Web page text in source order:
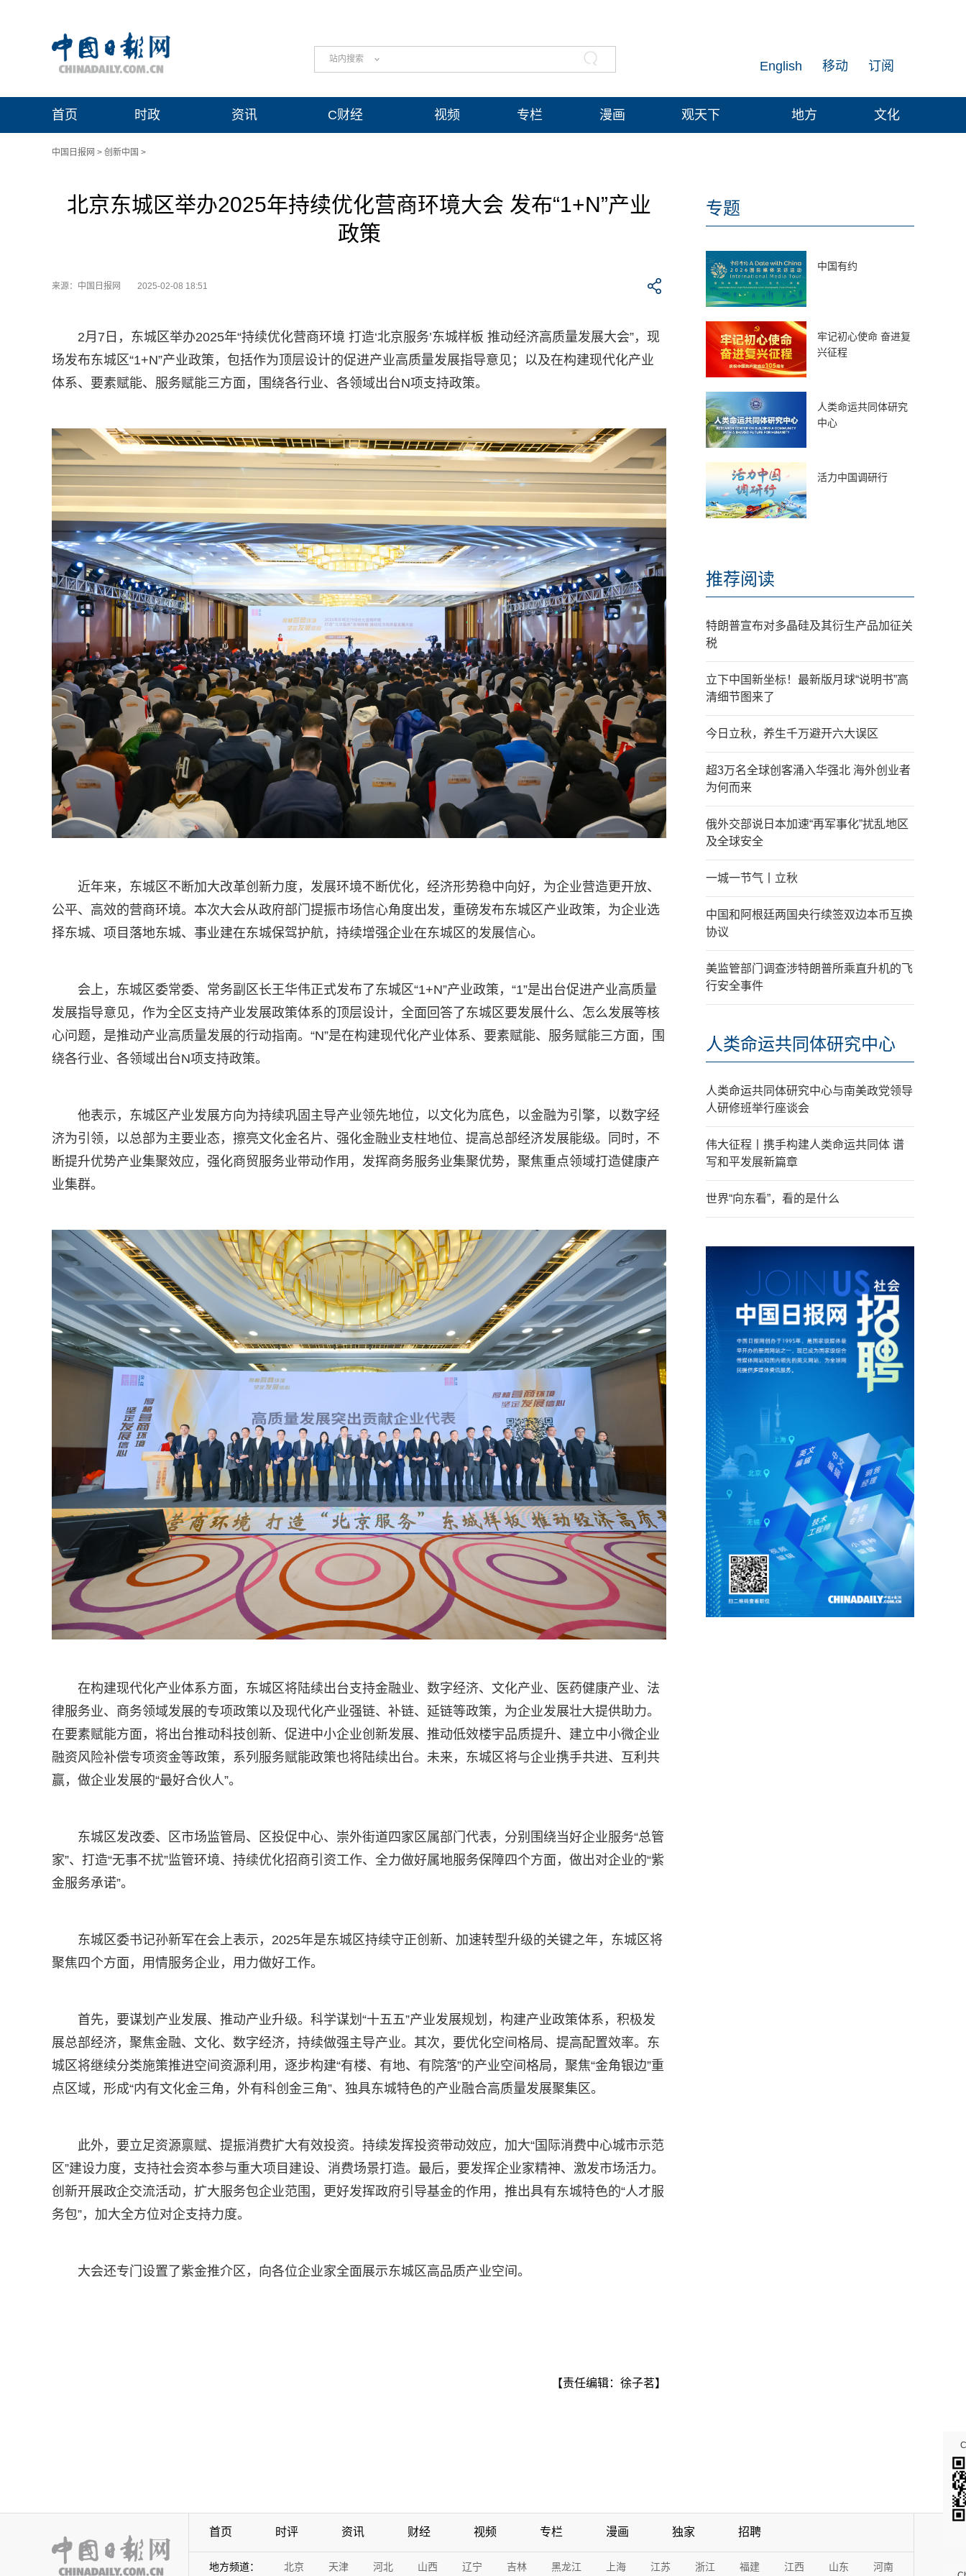
站内搜索 订阅
移动
English
首页 时政 资讯 C财经 视频 专栏 漫画 观天下 地方 文化
中国日报网 > 创新中国 >
北京东城区举办2025年持续优化营商环境大会 发布“1+N”产业
政策
来源：中国日报网 2025-02-08 18:51
2月7日，东城区举办2025年“持续优化营商环境 打造‘北京服务’东城样板 推动经济高质量发展大会”，现
场发布东城区“1+N”产业政策，包括作为顶层设计的促进产业高质量发展指导意见；以及在构建现代化产业
体系、要素赋能、服务赋能三方面，围绕各行业、各领域出台N项支持政策。
近年来，东城区不断加大改革创新力度，发展环境不断优化，经济形势稳中向好，为企业营造更开放、
公平、高效的营商环境。本次大会从政府部门提振市场信心角度出发，重磅发布东城区产业政策，为企业选
择东城、项目落地东城、事业建在东城保驾护航，持续增强企业在东城区的发展信心。
会上，东城区委常委、常务副区长王华伟正式发布了东城区“1+N”产业政策，“1”是出台促进产业高质量
发展指导意见，作为全区支持产业发展政策体系的顶层设计，全面回答了东城区要发展什么、怎么发展等核
心问题，是推动产业高质量发展的行动指南。“N”是在构建现代化产业体系、要素赋能、服务赋能三方面，围
绕各行业、各领域出台N项支持政策。
他表示，东城区产业发展方向为持续巩固主导产业领先地位，以文化为底色，以金融为引擎，以数字经
济为引领，以总部为主要业态，擦亮文化金名片、强化金融业支柱地位、提高总部经济发展能级。同时，不
断提升优势产业集聚效应，强化商贸服务业带动作用，发挥商务服务业集聚优势，聚焦重点领域打造健康产
业集群。
在构建现代化产业体系方面，东城区将陆续出台支持金融业、数字经济、文化产业、医药健康产业、法
律服务业、商务领域发展的专项政策以及现代化产业强链、补链、延链等政策，为企业发展壮大提供助力。
在要素赋能方面，将出台推动科技创新、促进中小企业创新发展、推动低效楼宇品质提升、建立中小微企业
融资风险补偿专项资金等政策，系列服务赋能政策也将陆续出台。未来，东城区将与企业携手共进、互利共
赢，做企业发展的“最好合伙人”。
东城区发改委、区市场监管局、区投促中心、崇外街道四家区属部门代表，分别围绕当好企业服务“总管
家”、打造“无事不扰”监管环境、持续优化招商引资工作、全力做好属地服务保障四个方面，做出对企业的“紫
金服务承诺”。
东城区委书记孙新军在会上表示，2025年是东城区持续守正创新、加速转型升级的关键之年，东城区将
聚焦四个方面，用情服务企业，用力做好工作。
首先，要谋划产业发展、推动产业升级。科学谋划“十五五”产业发展规划，构建产业政策体系，积极发
展总部经济，聚焦金融、文化、数字经济，持续做强主导产业。其次，要优化空间格局、提高配置效率。东
城区将继续分类施策推进空间资源利用，逐步构建“有楼、有地、有院落”的产业空间格局，聚焦“金角银边”重
点区域，形成“内有文化金三角，外有科创金三角”、独具东城特色的产业融合高质量发展聚集区。
此外，要立足资源禀赋、提振消费扩大有效投资。持续发挥投资带动效应，加大“国际消费中心城市示范
区”建设力度，支持社会资本参与重大项目建设、消费场景打造。最后，要发挥企业家精神、激发市场活力。
创新开展政企交流活动，扩大服务包企业范围，更好发挥政府引导基金的作用，推出具有东城特色的“人才服
务包”，加大全方位对企支持力度。
大会还专门设置了紫金推介区，向各位企业家全面展示东城区高品质产业空间。
【责任编辑：徐子茗】
专题
中国有约
牢记初心使命 奋进复
兴征程
人类命运共同体研究
中心
活力中国调研行
推荐阅读
特朗普宣布对多晶硅及其衍生产品加征关
税
立下中国新坐标！最新版月球“说明书”高
清细节图来了
今日立秋，养生千万避开六大误区
超3万名全球创客涌入华强北 海外创业者
为何而来
俄外交部说日本加速“再军事化”扰乱地区
及全球安全
一城一节气丨立秋
中国和阿根廷两国央行续签双边本币互换
协议
美监管部门调查涉特朗普所乘直升机的飞
行安全事件
人类命运共同体研究中心
人类命运共同体研究中心与南美政党领导
人研修班举行座谈会
伟大征程丨携手构建人类命运共同体 谱
写和平发展新篇章
世界“向东看”，看的是什么
首页 时评 资讯 财经 视频 专栏 漫画 独家 招聘
地方频道： 北京 天津 河北 山西 辽宁 吉林 黑龙江 上海 江苏 浙江 福建 江西 山东 河南